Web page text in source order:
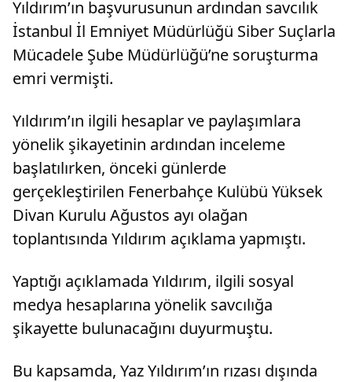
Yıldırım’ın başvurusunun ardından savcılık
İstanbul İl Emniyet Müdürlüğü Siber Suçlarla
Mücadele Şube Müdürlüğü’ne soruşturma
emri vermişti.
Yıldırım’ın ilgili hesaplar ve paylaşımlara
yönelik şikayetinin ardından inceleme
başlatılırken, önceki günlerde
gerçekleştirilen Fenerbahçe Kulübü Yüksek
Divan Kurulu Ağustos ayı olağan
toplantısında Yıldırım açıklama yapmıştı.
Yaptığı açıklamada Yıldırım, ilgili sosyal
medya hesaplarına yönelik savcılığa
şikayette bulunacağını duyurmuştu.
Bu kapsamda, Yaz Yıldırım’ın rızası dışında